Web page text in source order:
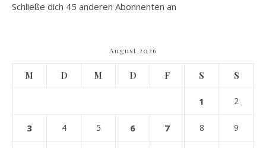
Schließe dich 45 anderen Abonnenten an
August 2026
M D M D F S S
1 2
3 4 5 6 7 8 9